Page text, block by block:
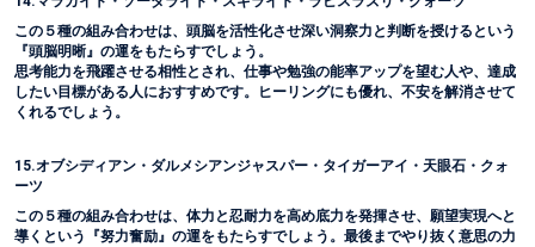
この５種の組み合わせは、頭脳を活性化させ深い洞察力と判断を授けるという
『頭脳明晰』の運をもたらすでしょう。
思考能力を飛躍させる相性とされ、仕事や勉強の能率アップを望む人や、達成
したい目標がある人におすすめです。ヒーリングにも優れ、不安を解消させて
くれるでしょう。
15.オブシディアン・ダルメシアンジャスパー・タイガーアイ・天眼石・クォ
ーツ
この５種の組み合わせは、体力と忍耐力を高め底力を発揮させ、願望実現へと
導くという『努力奮励』の運をもたらすでしょう。最後までやり抜く意思の力